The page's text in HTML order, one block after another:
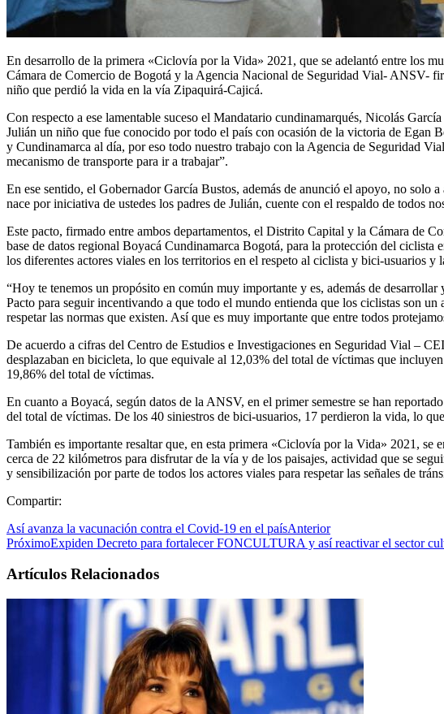
En desarrollo de la primera «Ciclovía por la Vida» 2021, que se adelantó entre los
Cámara de Comercio de Bogotá y la Agencia Nacional de Seguridad Vial- ANSV-
niño que perdió la vida en la vía Zipaquirá-Cajicá.
Con respecto a ese lamentable suceso el Mandatario cundinamarqués, Nicolás
Julián un niño que fue conocido por todo el país con ocasión de la victoria de Egan
y Cundinamarca al día, por eso todo nuestro trabajo con la Agencia de Seguridad
mecanismo de transporte para ir a trabajar”.
En ese sentido, el Gobernador García Bustos, además de anunció el apoyo, no solo
nace por iniciativa de ustedes los padres de Julián, cuente con el respaldo de todos
Este pacto, firmado entre ambos departamentos, el Distrito Capital y la Cámara de
base de datos regional Boyacá Cundinamarca Bogotá, para la protección del
los diferentes actores viales en los territorios en el respeto al ciclista y bici-usuarios
“Hoy te tenemos un propósito en común muy importante y es, además de
Pacto para seguir incentivando a que todo el mundo entienda que los ciclistas son
respetar las normas que existen. Así que es muy importante que entre todos
De acuerdo a cifras del Centro de Estudios e Investigaciones en Seguridad Vial –
desplazaban en bicicleta, lo que equivale al 12,03% del total de víctimas que
19,86% del total de víctimas.
En cuanto a Boyacá, según datos de la ANSV, en el primer semestre se han
del total de víctimas. De los 40 siniestros de bici-usuarios, 17 perdieron la vida, lo
También es importante resaltar que, en esta primera «Ciclovía por la Vida» 2021,
cerca de 22 kilómetros para disfrutar de la vía y de los paisajes, actividad que se
y sensibilización por parte de todos los actores viales para respetar las señales de
Compartir:
Así avanza la vacunación contra el Covid-19 en el paísAnterior
PróximoExpiden Decreto para fortalecer FONCULTURA y así reactivar el sector
Artículos Relacionados